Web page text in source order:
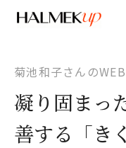
菊池和子さんの
凝り固まっ
善する「き